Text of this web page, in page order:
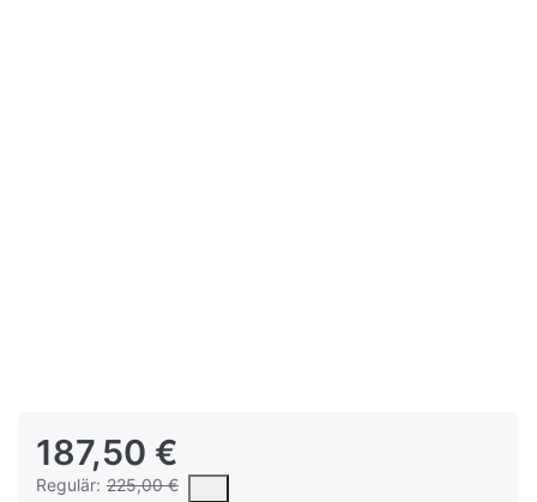
187,50 €
Regulär: 225,00 €
Es handelt sich um den mittleren Verkaufspreis, den Kunden